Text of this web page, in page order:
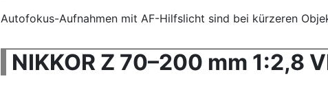
Autofokus-Aufnahmen mit AF-Hilfslicht sind bei kürzeren
NIKKOR Z 70–200 mm 1:2,8